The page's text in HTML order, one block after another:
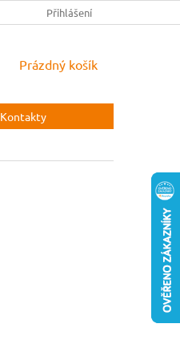
Přihlášení
NÁKUPNÍ
Prázdný košík
Kontakty